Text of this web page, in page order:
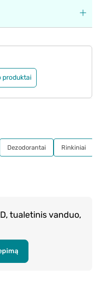
produktai
tualetinis vanduo,
Dezodorantai Rinkiniai